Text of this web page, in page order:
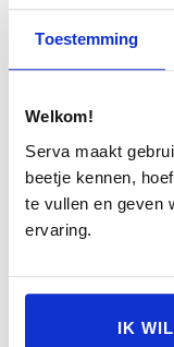
Toestemming
Welkom!
Serva maakt
beetje kennen,
te vullen en geven
ervaring.
IK
electronic
buitenspiegels
waarschuwing
Ik wil